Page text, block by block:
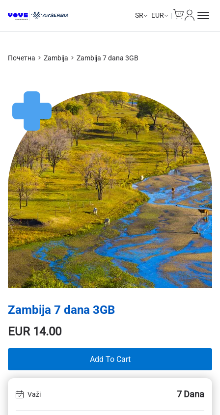
SR EUR
Почетна Zambija Zambija 7 dana 3GB
Zambija 7 dana 3GB
EUR14.00
Add To Cart
Važi 7 Dana